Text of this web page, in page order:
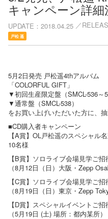
キャンペーン詳細
UPDATE 2018.04.25
戸松 遥
5月2日発売 戸松遥4thアルバム
「COLORFUL GIFT」
▼初回生産限定盤（SMCL-536～
▼通常盤（SMCL-538）
をお買い上げいただいた方に、
■CD購入者キャンペーン
【A賞】OL戸松遥のスペシャル
10名様
【B賞】ソロライブ会場見学ご
（8月12日（日）大阪・Zepp
【C賞】ソロライブ会場見学ご
（8月19日（日）東京・Zepp
【D賞】スペシャルイベントご
（5月19日 (土) 場所：都内某所）